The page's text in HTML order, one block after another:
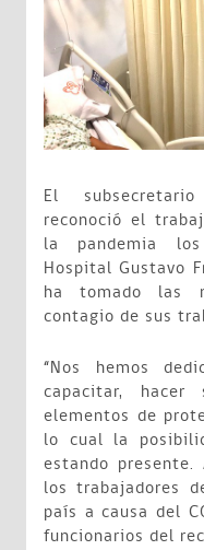
El
reconoció el
la pandemia
Hospital Gustavo
ha tomado las
contagio de sus
“Nos hemos
capacitar,
elementos de
lo cual la
estando
los trabajadores
país a causa del
funcionarios del